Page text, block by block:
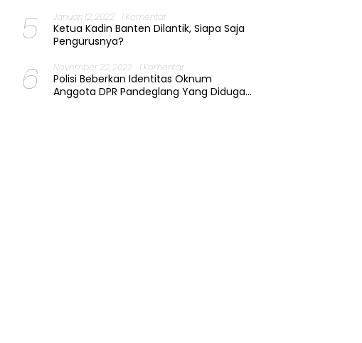
5 Januari 12, 2022 1 Komentar
Ketua Kadin Banten Dilantik, Siapa Saja
Pengurusnya?
6 November 22, 2022 1 Komentar
Polisi Beberkan Identitas Oknum
Anggota DPR Pandeglang Yang Diduga